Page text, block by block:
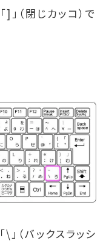
（閉じカッコ）で
」（バックスラッシ